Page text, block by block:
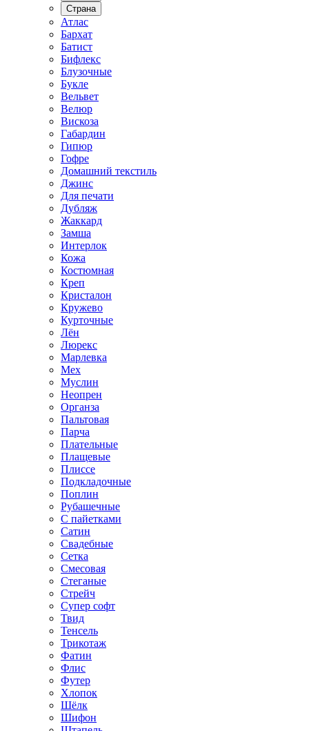
Страна
Атлас
Бархат
Батист
Бифлекс
Блузочные
Букле
Вельвет
Велюр
Вискоза
Габардин
Гипюр
Гофре
Домашний текстиль
Джинс
Для печати
Дубляж
Жаккард
Замша
Интерлок
Кожа
Костюмная
Креп
Кристалон
Кружево
Курточные
Лён
Люрекс
Марлевка
Мех
Муслин
Неопрен
Органза
Пальтовая
Парча
Плательные
Плащевые
Плиссе
Подкладочные
Поплин
Рубашечные
С пайетками
Сатин
Свадебные
Сетка
Смесовая
Стеганые
Стрейч
Супер софт
Твид
Тенсель
Трикотаж
Фатин
Флис
Футер
Хлопок
Шёлк
Шифон